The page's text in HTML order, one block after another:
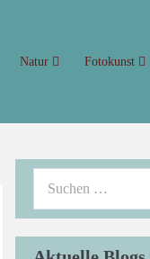
Natur Fotokunst